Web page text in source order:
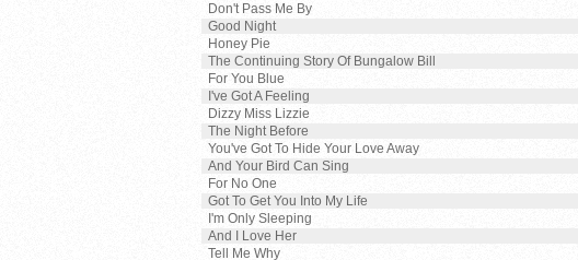
Don't Pass Me By
Good Night
Honey Pie
The Continuing Story Of Bungalow Bill
For You Blue
I've Got A Feeling
Dizzy Miss Lizzie
The Night Before
You've Got To Hide Your Love Away
And Your Bird Can Sing
For No One
Got To Get You Into My Life
I'm Only Sleeping
And I Love Her
Tell Me Why